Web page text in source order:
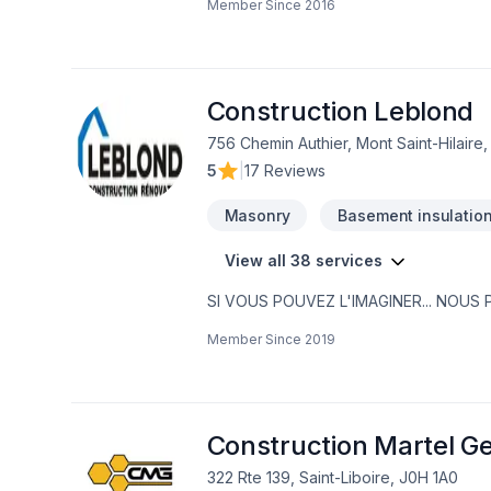
Fissures de Fondations, Mûrets de
Member Since 2016
Construction Leblond
756 Chemin Authier, Mont Saint-
5
17 Reviews
Masonry Basement insulation
View all 38 services
SI VOUS POUVEZ L'IMAGINER...
www.leblond.pro .Au plaisir de vous
Member Since 2019
Construction Martel
322 Rte 139, Saint-Liboire, J0H 1A0